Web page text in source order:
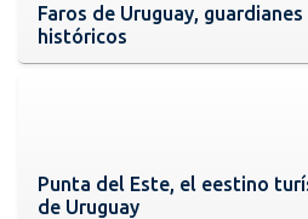
Faros de Uruguay,
históricos
Punta del Este, el eestino
de Uruguay